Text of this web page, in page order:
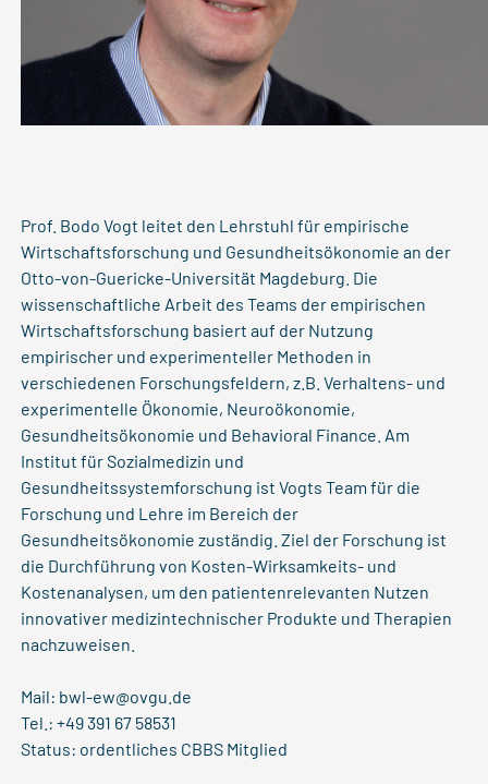
Prof. Bodo Vogt leitet den Lehrstuhl für empirische
Wirtschaftsforschung und Gesundheitsökonomie an der
Otto-von-Guericke-Universität Magdeburg. Die
wissenschaftliche Arbeit des Teams der empirischen
Wirtschaftsforschung basiert auf der Nutzung
empirischer und experimenteller Methoden in
verschiedenen Forschungsfeldern, z.B. Verhaltens- und
experimentelle Ökonomie, Neuroökonomie,
Gesundheitsökonomie und Behavioral Finance. Am
Institut für Sozialmedizin und
Gesundheitssystemforschung ist Vogts Team für die
Forschung und Lehre im Bereich der
Gesundheitsökonomie zuständig. Ziel der Forschung ist
die Durchführung von Kosten-Wirksamkeits- und
Kostenanalysen, um den patientenrelevanten Nutzen
innovativer medizintechnischer Produkte und Therapien
nachzuweisen.
Mail: bwl-ew@ovgu.de
Tel.: +49 391 67 58531
Status: ordentliches CBBS Mitglied